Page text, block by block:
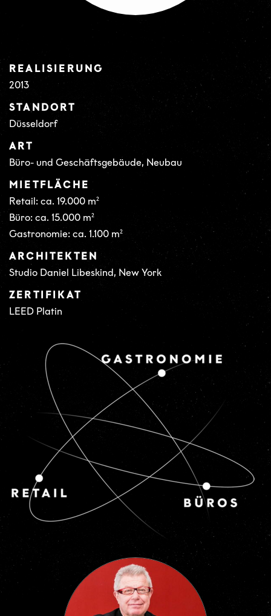
REALISIERUNG
2013
STANDORT
Düsseldorf
ART
Büro- und Geschäftsgebäude, Neubau
MIETFLÄCHE
Retail: ca. 19.000 m²
Büro: ca. 15.000 m²
Gastronomie: ca. 1.100 m²
ARCHITEKTEN
Studio Daniel Libeskind, New York
ZERTIFIKAT
LEED Platin